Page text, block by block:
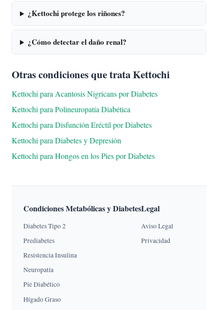
¿Kettochi protege los riñones?
¿Cómo detectar el daño renal?
Otras condiciones que trata Kettochi
Kettochi para Acantosis Nigricans por Diabetes
Kettochi para Polineuropatía Diabética
Kettochi para Disfunción Eréctil por Diabetes
Kettochi para Diabetes y Depresión
Kettochi para Hongos en los Pies por Diabetes
Condiciones Metabólicas y Diabetes
Diabetes Tipo 2
Prediabetes
Resistencia Insulina
Neuropatía
Pie Diabético
Hígado Graso
Legal
Aviso Legal
Privacidad